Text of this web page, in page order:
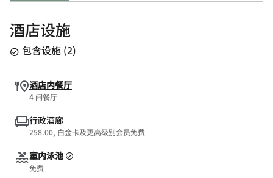
酒店设施
包含设施 (2)
酒店内餐厅
4 间餐厅
行政酒廊
258.00, 白金卡及更高级别会员免费
室内泳池
免费